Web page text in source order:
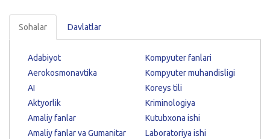
Sohalar Davlatlar
Adabiyot
Aerokosmonavtika
AI
Aktyorlik
Amaliy fanlar
Amaliy fanlar va Gumanitar
Kompyuter fanlari
Kompyuter muhandisligi
Koreys tili
Kriminologiya
Kutubxona ishi
Laboratoriya ishi